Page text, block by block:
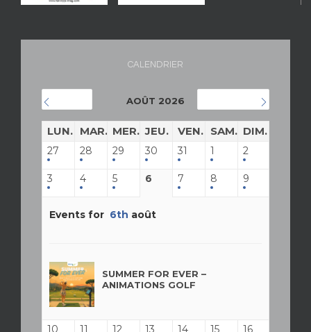
CALENDRIER
AOÛT 2026
LUN. MAR. MER. JEU. VEN. SAM. DIM.
27 28 29 30 31 1 2
3 4 5 6 7 8 9
Events for 6th août
SUMMER FOR EVER –
ANIMATIONS GOLF
10 11 12 13 14 15 16